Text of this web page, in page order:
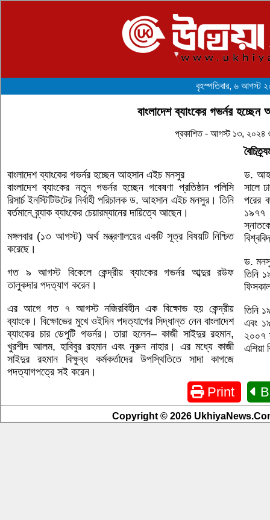
বৃহস্পতিবার, ৬ আগস্ট
বাংলাদেশ ব্যাংকের গভর্নর
প্রকাশিত - আগস্ট ১৩, ২০২৪
বাংলাদেশ ব্যাংকের গভর্নর হচ্ছেন আহসান এইচ মনসুর
বাংলাদেশ ব্যাংকের নতুন গভর্নর হচ্ছেন গবেষণা প্রতিষ্ঠান পলিসি
রিসার্চ ইনস্টিটিউটের নির্বাহী পরিচালক ড. আহসান এইচ মনসুর। তিনি
বর্তমানে ব্র্যাক ব্যাংকের চেয়ারম্যানের দায়িত্বে আছেন।
মঙ্গলবার (১৩ আগস্ট) অর্থ মন্ত্রণালয়ের একটি সূত্র বিষয়টি নিশ্চিত
করেছে।
গত ৯ আগস্ট বিকেলে কেন্দ্রীয় ব্যাংকের গভর্নর আব্দুর রউফ
তালুকদার পদত্যাগ করেন।
এর আগে গত ৭ আগস্ট নজিরবিহীন এক বিক্ষোভ হয় কেন্দ্রীয়
ব্যাংকে। বিক্ষোভের মুখে ওইদিন পদত্যাগের সিদ্ধান্ত নেন বাংলাদেশ
ব্যাংকের চার ডেপুটি গভর্নর। তারা হলেন– কাজী সাইদুর রহমান,
খুরশীদ আলম, হাবিবুর রহমান এবং নুরুন নাহার। এর মধ্যে কাজী
সাইদুর রহমান বিক্ষুব্ধ কর্মকর্তাদের উপস্থিতিতে সাদা কাগজে
পদত্যাগপত্রে সই করেন।
ড.
সালে
পরের
১৯৭৭
ড.
তিনি
তিনি
এবং
২০০৭
এশিয়া
Print
Copyright © 2026